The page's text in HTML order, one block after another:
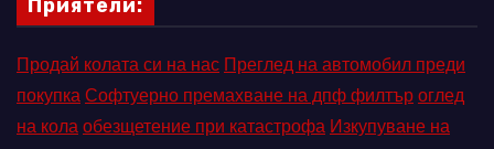
Приятели:
Продай колата си на нас Преглед на автомобил преди
покупкаСофтуерно премахване на дпф филтъроглед
на колаобезщетение при катастрофа Изкупуване на